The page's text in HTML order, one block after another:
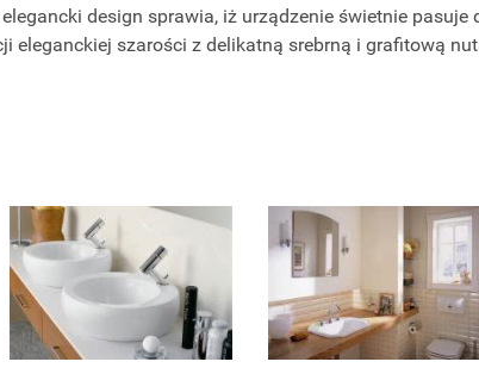
design sprawia, iż urządzenie świetnie pasuje
eleganckiej szarości z delikatną srebrną i grafitową